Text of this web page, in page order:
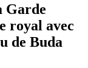
Garde
royal avec
de Buda